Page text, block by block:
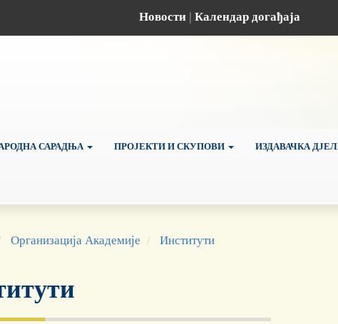
Новости | Календар догађаја
САРАДЊА ПРОЈЕКТИ И СКУПОВИ ИЗДАВАЧКА
Организација Академије Институти